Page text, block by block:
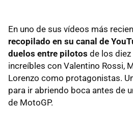
En uno de sus vídeos más
recopilado en su canal de
duelos entre pilotos de los
increíbles con Valentino Rossi,
Lorenzo como protagonistas.
para ir abriendo boca antes de
de MotoGP.